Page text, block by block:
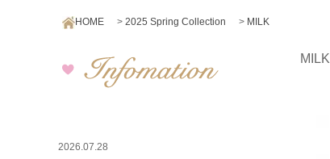
HOME > 2025 Spring Collection > MILK
2026.07.28
MILK